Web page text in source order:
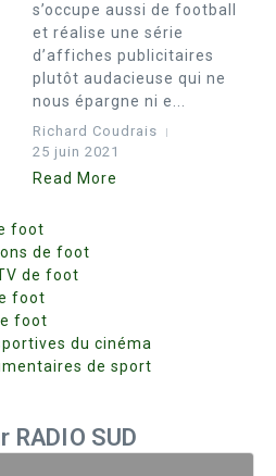
s’occupe aussi de football
et réalise une série
d’affiches publicitaires
plutôt audacieuse qui ne
nous épargne ni e...
Richard Coudrais
25 juin 2021
Read More
foot
de foot
de foot
foot
foot
du cinéma
de sport
SUD